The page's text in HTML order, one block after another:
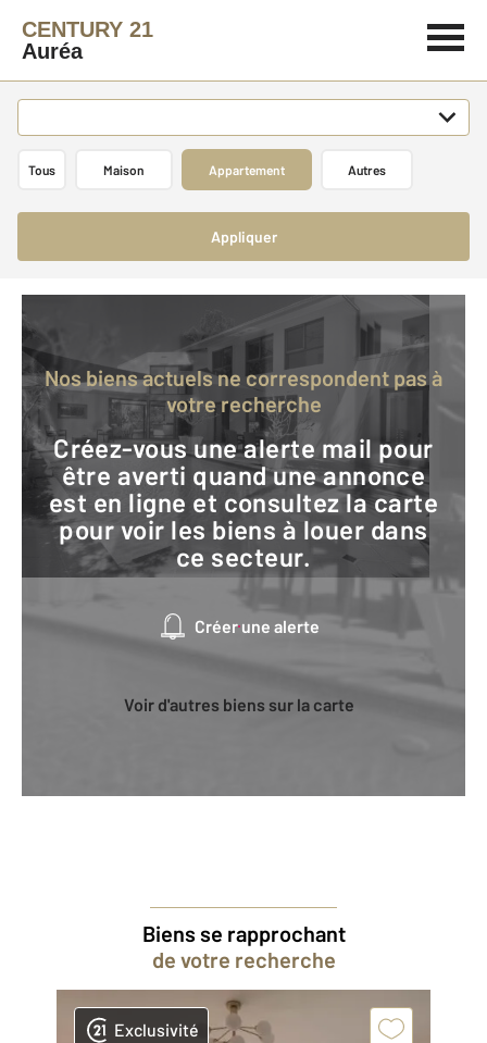
CENTURY 21
Auréa
Tous Maison Appartement Autres
Appliquer
Nos biens actuels ne correspondent pas à
votre recherche
Créez-vous une alerte mail pour
être averti quand une annonce
est en ligne et consultez la carte
pour voir les biens à louer dans
ce secteur.
Créer une alerte
Voir d'autres biens sur la carte
Biens se rapprochant
de votre recherche
Exclusivité